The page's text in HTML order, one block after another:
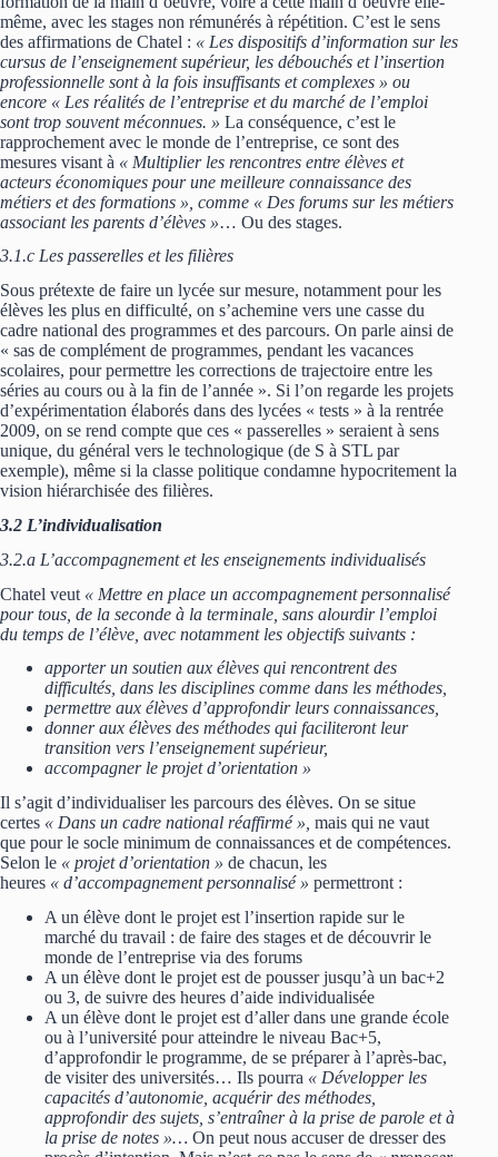
même, avec les stages non rémunérés à répétition. C’est le sens
des affirmations de Chatel : « Les dispositifs d’information sur les
cursus de l’enseignement supérieur, les débouchés et l’insertion
professionnelle sont à la fois insuffisants et complexes » ou
encore « Les réalités de l’entreprise et du marché de l’emploi
sont trop souvent méconnues. » La conséquence, c’est le
rapprochement avec le monde de l’entreprise, ce sont des
mesures visant à « Multiplier les rencontres entre élèves et
acteurs économiques pour une meilleure connaissance des
métiers et des formations », comme « Des forums sur les métiers
associant les parents d’élèves »… Ou des stages.
3.1.c Les passerelles et les filières
Sous prétexte de faire un lycée sur mesure, notamment pour les
élèves les plus en difficulté, on s’achemine vers une casse du
cadre national des programmes et des parcours. On parle ainsi de
« sas de complément de programmes, pendant les vacances
scolaires, pour permettre les corrections de trajectoire entre les
séries au cours ou à la fin de l’année ». Si l’on regarde les projets
d’expérimentation élaborés dans des lycées « tests » à la rentrée
2009, on se rend compte que ces « passerelles » seraient à sens
unique, du général vers le technologique (de S à STL par
exemple), même si la classe politique condamne hypocritement la
vision hiérarchisée des filières.
3.2 L’individualisation
3.2.a L’accompagnement et les enseignements individualisés
Chatel veut « Mettre en place un accompagnement personnalisé
pour tous, de la seconde à la terminale, sans alourdir l’emploi
du temps de l’élève, avec notamment les objectifs suivants :
apporter un soutien aux élèves qui rencontrent des
difficultés, dans les disciplines comme dans les méthodes,
permettre aux élèves d’approfondir leurs connaissances,
donner aux élèves des méthodes qui faciliteront leur
transition vers l’enseignement supérieur,
accompagner le projet d’orientation »
Il s’agit d’individualiser les parcours des élèves. On se situe
certes « Dans un cadre national réaffirmé », mais qui ne vaut
que pour le socle minimum de connaissances et de compétences.
Selon le « projet d’orientation » de chacun, les
heures « d’accompagnement personnalisé » permettront :
A un élève dont le projet est l’insertion rapide sur le
marché du travail : de faire des stages et de découvrir le
monde de l’entreprise via des forums
A un élève dont le projet est de pousser jusqu’à un bac+2
ou 3, de suivre des heures d’aide individualisée
A un élève dont le projet est d’aller dans une grande école
ou à l’université pour atteindre le niveau Bac+5,
d’approfondir le programme, de se préparer à l’après-bac,
de visiter des universités… Ils pourra « Développer les
capacités d’autonomie, acquérir des méthodes,
approfondir des sujets, s’entraîner à la prise de parole et à
la prise de notes »… On peut nous accuser de dresser des